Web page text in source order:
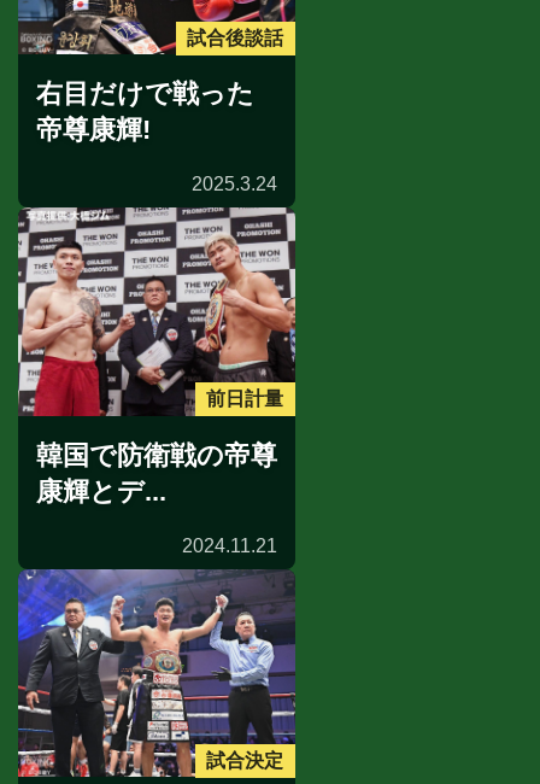
試合後談話
右目だけで戦った
帝尊康輝!
2025.3.24
前日計量
韓国で防衛戦の帝尊
康輝とデ...
2024.11.21
試合決定